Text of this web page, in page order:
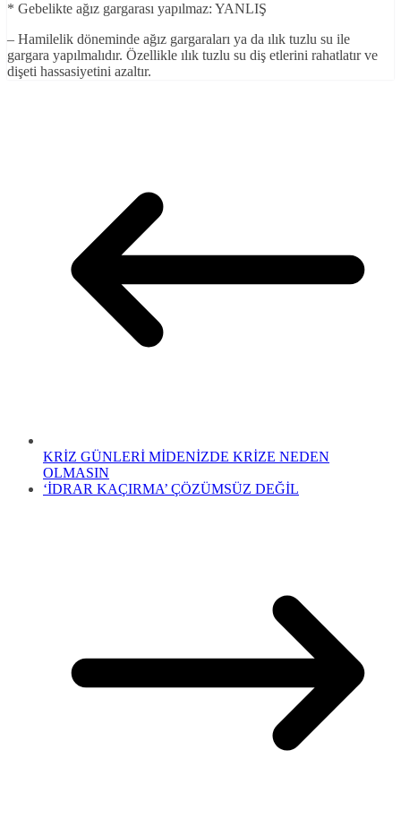
* Gebelikte ağız gargarası yapılmaz: YANLIŞ
– Hamilelik döneminde ağız gargaraları ya da ılık tuzlu su ile
gargara yapılmalıdır. Özellikle ılık tuzlu su diş etlerini rahatlatır ve
dişeti hassasiyetini azaltır.
KRİZ GÜNLERİ MİDENİZDE KRİZE NEDEN
OLMASIN
‘İDRAR KAÇIRMA’ ÇÖZÜMSÜZ DEĞİL